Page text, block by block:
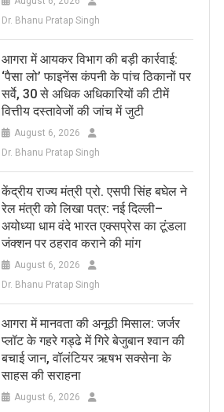
Dr. Bhanu Pratap Singh
आगरा में आयकर विभाग की बड़ी कार्रवाई:
‘पैसा लो’ फाइनेंस कंपनी के पांच ठिकानों पर
सर्वे, 30 से अधिक अधिकारियों की टीमें
वित्तीय दस्तावेजों की जांच में जुटी
August 6, 2026
Dr. Bhanu Pratap Singh
केंद्रीय राज्य मंत्री प्रो. एसपी सिंह बघेल ने
रेल मंत्री को लिखा पत्र: नई दिल्ली–
अयोध्या धाम वंदे भारत एक्सप्रेस का टूंडला
जंक्शन पर ठहराव कराने की मांग
August 6, 2026
Dr. Bhanu Pratap Singh
आगरा में मानवता की अनूठी मिसाल: जर्जर
प्लॉट के गहरे गड्ढे में गिरे बेजुबान श्वान की
बचाई जान, वॉलंटियर ऋषभ सक्सेना के
साहस की सराहना
August 6, 2026